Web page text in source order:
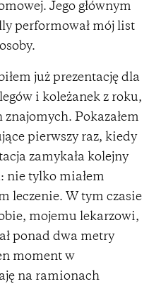
Jego głównym
performował mój list
już prezentację dla
i koleżanek z roku,
Pokazałem
pierwszy raz, kiedy
zamykała kolejny
nie tylko miałem
leczenie. W tym czasie
mojemu lekarzowi,
ponad dwa metry
moment w
na ramionach